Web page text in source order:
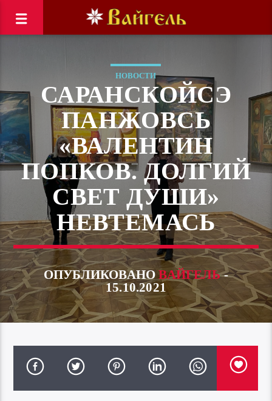
НОВОСТИ
САРАНСКОЙСЭ
ПАНЖОВСЬ
«ВАЛЕНТИН
ПОПКОВ. ДОЛГИЙ
СВЕТ ДУШИ»
НЕВТЕМАСЬ
ОПУБЛИКОВАНОВАЙГЕЛЬ-
15.10.2021